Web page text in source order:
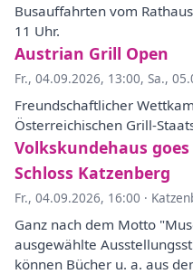
Busauffahrten vom
11 Uhr.
Austrian Grill Open
Fr., 04.09.2026, 13:00, Sa.,
Freundschaftlicher
Österreichischen Grill-
Volkskundehaus
Schloss Katzenberg
Fr., 04.09.2026, 16:00 ·
Ganz nach dem Motto
ausgewählte
können Bücher u. a. aus